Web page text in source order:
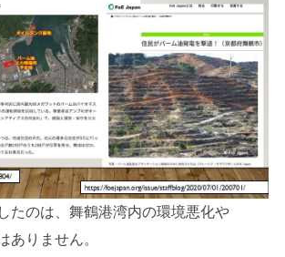
たのは、舞鶴港湾内の環境悪化や
ありません。